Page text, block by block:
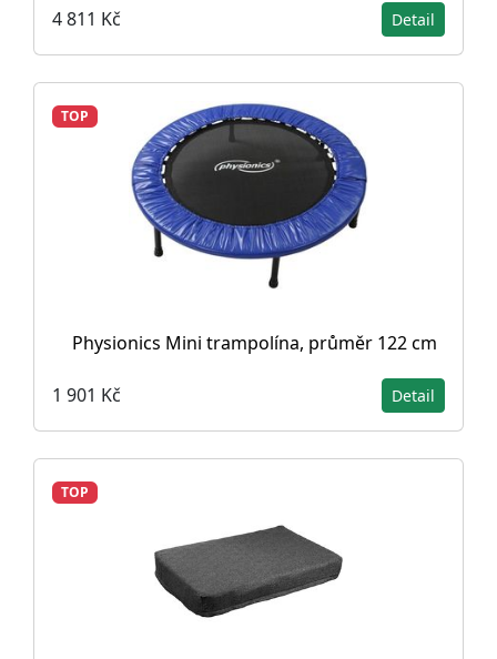
4 811 Kč Detail
TOP
Physionics Mini trampolína, průměr 122 cm
1 901 Kč Detail
TOP